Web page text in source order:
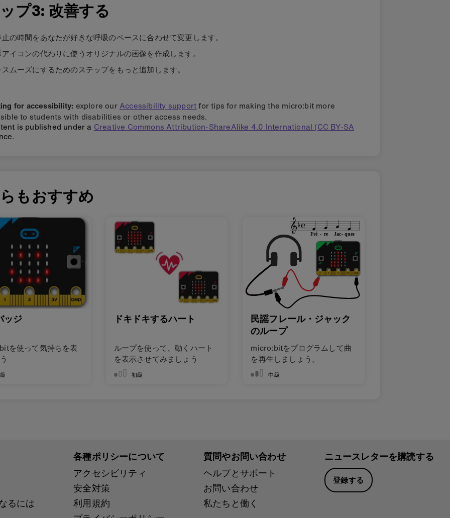
プ3: 改善する
の時間をあなたが好きな呼吸のペースに合わせて変更します。
イコンの代わりに使うオリジナルの画像を作成します。
ムーズにするためのステップをもっと追加します。
for accessibility: explore ourAccessibility supportfor tips for making the micro:bit more
to students with disabilities or other access needs.
is published under a Creative Commons Attribution-ShareAlike 4.0 International (CC BY-SA
もおすすめ
ッジ
を使って気持ちを表
ドキドキするハート
ループを使って、動くハート
を表示させてみましょう
初級
民謡フレール・ジャック
のループ
micro:bitをプログラムして曲
を再生しましょう。
中級
るには
各種ポリシーについて
アクセシビリティ
安全対策
利用規約
質問やお問い合わせ
ヘルプとサポート
お問い合わせ
私たちと働く
ニュースレターを購読する
登録する